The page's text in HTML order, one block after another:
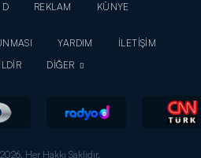
D REKLAM
KÜNYE
YARDIM
İLETİŞİM
DİĞER
Her Hakkı Saklıdır.